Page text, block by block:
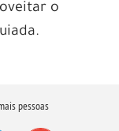
o
pessoas